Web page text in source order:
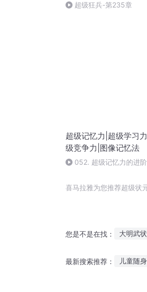
超级狂兵-第235章
超级记忆力|超级学习
级竞争力|图像记忆法
052. 超级记忆力的进阶
喜马拉雅为您推荐超级状
您是不是在找： 大明武
最新搜索推荐： 儿童随